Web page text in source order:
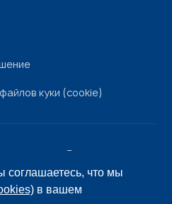
соглашаетесь, что мы
в вашем
куки (cookie)
России